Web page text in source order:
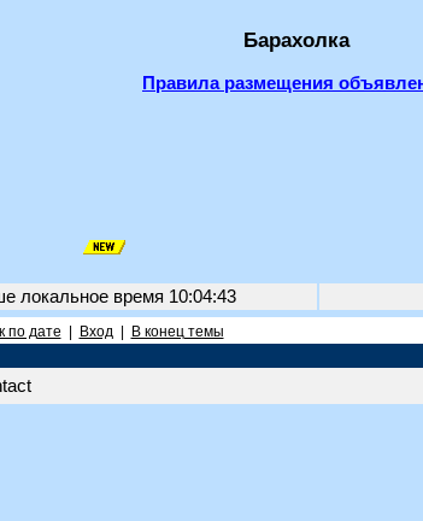
Барахолка
Правила размещения
локальное время 10:04:43
по дате Вход| В конец темы